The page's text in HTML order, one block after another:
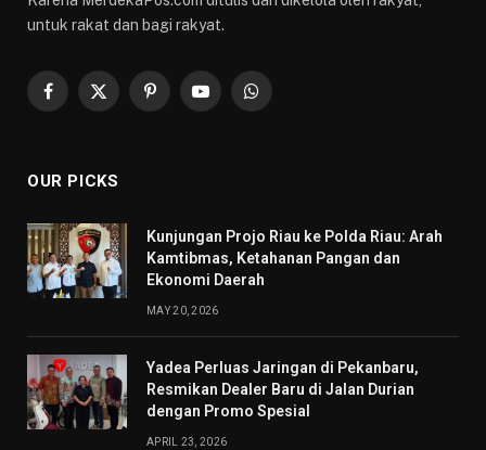
untuk rakat dan bagi rakyat.
Facebook
X
PinterestYouTubeWhatsApp
OUR PICKS
Kunjungan Projo Riau ke Polda Riau: Arah
Kamtibmas, Ketahanan Pangan dan
Ekonomi Daerah
MAY 20, 2026
Yadea Perluas Jaringan di Pekanbaru,
Resmikan Dealer Baru di Jalan Durian
dengan Promo Spesial
APRIL 23, 2026